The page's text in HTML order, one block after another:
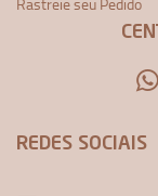
REDES SOCIAIS